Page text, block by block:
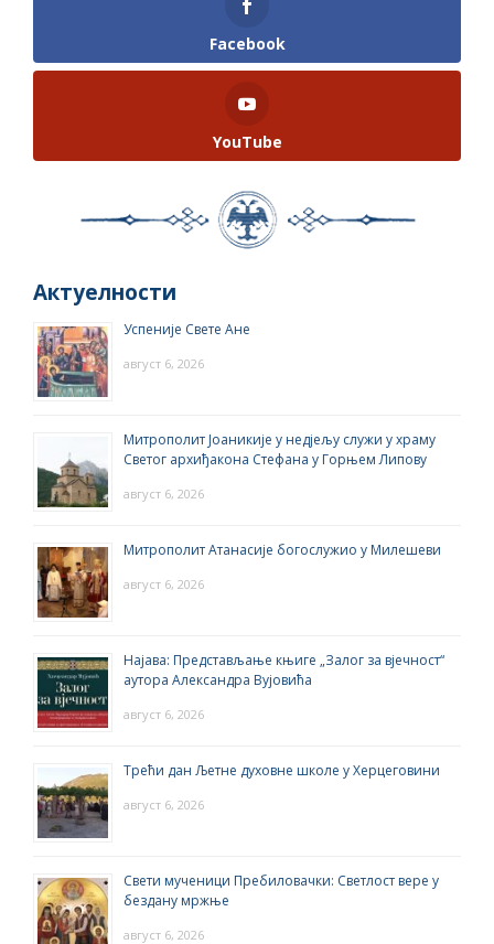
Facebook
YouTube
Актуелности
Успеније Свете Ане
август 6, 2026
Митрополит Јоаникије у недјељу служи у храму
Светог архиђакона Стефана у Горњем Липову
август 6, 2026
Митрополит Атанасије богослужио у Милешеви
август 6, 2026
Најава: Представљање књиге „Залог за вјечност“
аутора Александра Вујовића
август 6, 2026
Трећи дан Љетне духовне школе у Херцеговини
август 6, 2026
Свети мученици Пребиловачки: Светлост вере у
бездану мржње
август 6, 2026